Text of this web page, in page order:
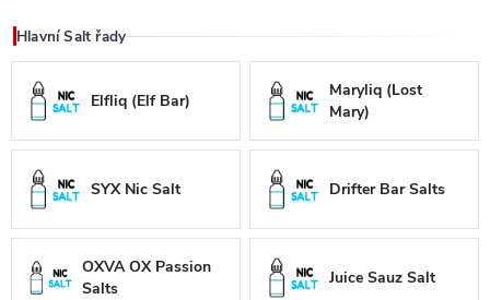
Hlavní Salt řady
Elfliq (Elf Bar)
Maryliq (Lost
Mary)
SYX Nic Salt Drifter Bar Salts
OXVA OX Passion
Salts
Juice Sauz Salt